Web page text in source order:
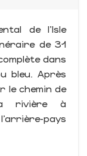
de l’Isle
de 31
dans
bleu. Après
le chemin de
rivière à
pays